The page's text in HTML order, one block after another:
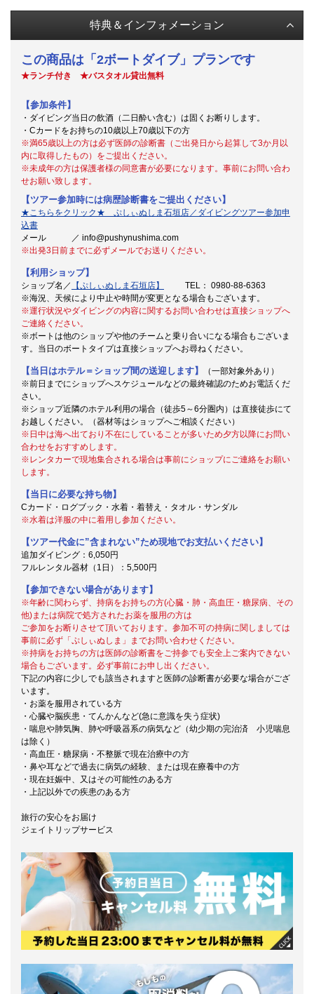
特典＆インフォメーション
この商品は「2ボートダイブ」プランです
★ランチ付き ★バスタオル貸出無料
【参加条件】
・ダイビング当日の飲酒（二日酔い含む）は固くお断りします。
・Cカードをお持ちの10歳以上70歳以下の方
※満65歳以上の方は必ず医師の診断書（ご出発日から起算して3か月以
内に取得したもの）をご提出ください。
※未成年の方は保護者様の同意書が必要になります。事前にお問い合わ
せお願い致します。
【ツアー参加時には病歴診断書をご提出ください】
★こちらをクリック★ ぷしぃぬしま石垣店／ダイビングツアー参加申
込書
メール ／ info@pushynushima.com
※出発3日前までに必ずメールでお送りください。
【利用ショップ】
ショップ名／ 【ぷしぃぬしま石垣店】
TEL： 0980-88-6363
※海況、天候により中止や時間が変更となる場合もございます。
※運行状況やダイビングの内容に関するお問い合わせは直接ショップへ
ご連絡ください。
※ボートは他のショップや他のチームと乗り合いになる場合もございま
す。当日のボートタイプは直接ショップへお尋ねください。
【当日はホテル＝ショップ間の送迎します】
（一部対象外あり）
※前日までにショップへスケジュールなどの最終確認のためお電話くだ
さい。
※ショップ近隣のホテル利用の場合（徒歩5～6分圏内）は直接徒歩にて
お越しください。（器材等はショップへご相談ください）
※日中は海へ出ており不在にしていることが多いため夕方以降にお問い
合わせをおすすめします。
※レンタカーで現地集合される場合は事前にショップにご連絡をお願い
します。
【当日に必要な持ち物】
Cカード・ログブック・水着・着替え・タオル・サンダル
※水着は洋服の中に着用し参加ください。
【ツアー代金に”含まれない”ため現地でお支払いください】
追加ダイビング：6,050円
フルレンタル器材（1日）：5,500円
【参加できない場合があります】
※年齢に関わらず、持病をお持ちの方(心臓・肺・高血圧・糖尿病、その
他)または病院で処方されたお薬を服用の方は
ご参加をお断りさせて頂いております。参加不可の持病に関しましては
事前に必ず「ぷしぃぬしま」までお問い合わせください。
※持病をお持ちの方は医師の診断書をご持参でも安全上ご案内できない
場合もございます。必ず事前にお申し出ください。
下記の内容に少しでも該当されますと医師の診断書が必要な場合がござ
います。
・お薬を服用されている方
・心臓や脳疾患・てんかんなど(急に意識を失う症状)
・喘息や肺気胸、肺や呼吸器系の病気など（幼少期の完治済 小児喘息
は除く）
・高血圧・糖尿病・不整脈で現在治療中の方
・鼻や耳などで過去に病気の経験、または現在療養中の方
・現在妊娠中、又はその可能性のある方
・上記以外での疾患のある方
旅行の安心をお届け
ジェイトリップサービス